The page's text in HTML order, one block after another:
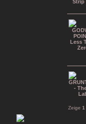
Zeige 1